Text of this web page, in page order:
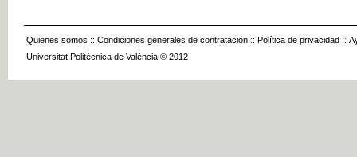
Quienes somos :: Condiciones generales de contratación :: Política de privacidad ::
Universitat Politècnica de València © 2012